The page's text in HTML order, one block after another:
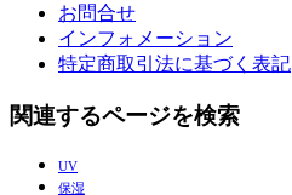
お問合せ
インフォメーション
特定商取引法に基づく表記
関連するページを検索
UV
保湿